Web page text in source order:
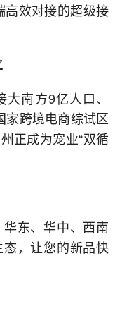
高效对接的超级接
南方9亿人口、
家跨境电商综试区
正成为宠业“双循
东、华中、西南
，让您的新品快